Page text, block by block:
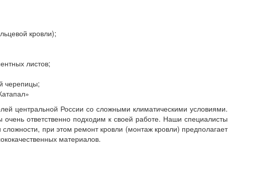
кровли);
листов;
черепицы;
центральной России со сложными климатическими условиями.
ответственно подходим к своей работе. Наши специалисты
при этом ремонт кровли (монтаж кровли) предполагает
материалов.